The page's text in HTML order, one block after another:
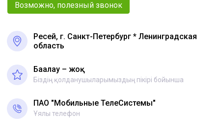
Возможно, полезный звонок
Ресей, г. Санкт-Петербург * Ленинградская
область
Бағалау – жоқ
Біздің қолданушыларымыздың пікірі бойынша
ПАО "Мобильные ТелеСистемы"
Ұялы телефон